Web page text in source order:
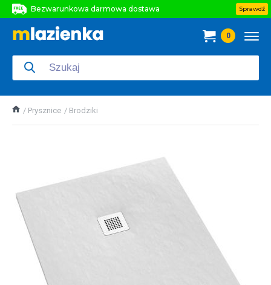
Bezwarunkowa darmowa dostawa
Bezwarunkowa darmowa dostawa
Sprawdź
0
Prysznice Brodziki